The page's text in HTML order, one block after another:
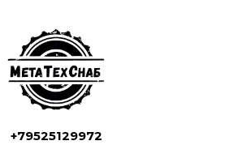
+79525129972